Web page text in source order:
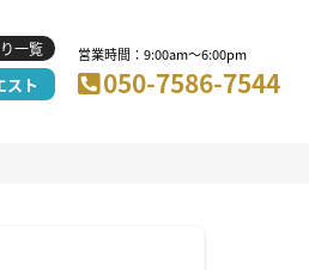
一覧
スト
営業時間：9:00am～6:00pm
050-7586-7544